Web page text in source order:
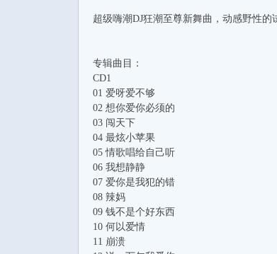
超级嗨潮DJ狂潮至尊新舞曲，动感野性的
专辑曲目：
CD1
01 爱呀爱不够
02 想你爱你必须的
03 闯天下
04 最炫小苹果
05 情歌唱给自己听
06 我想静静
07 爱你是我犯的错
08 辣妈
09 钱不是个好东西
10 何以爱情
11 崩溃